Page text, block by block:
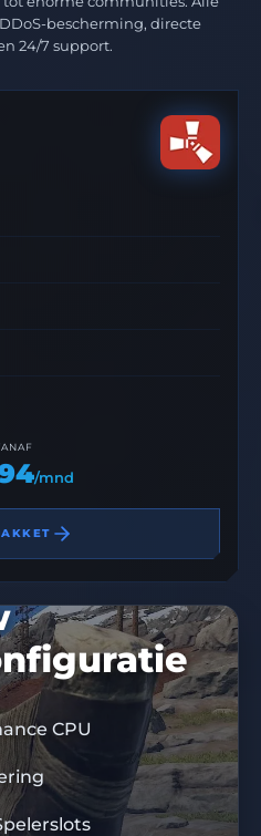
bescherming, directe
24/7 support.
/mnd
CPU